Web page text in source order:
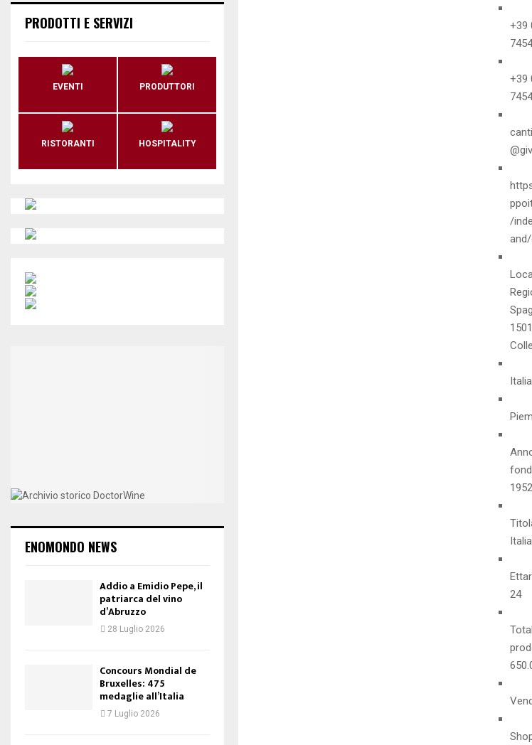
+39
+39
/
Italia
1952
24
PRODOTTI E SERVIZI
EVENTI PRODUTTORI
RISTORANTI HOSPITALITY
ENOMONDO NEWS
Addio a Emidio Pepe, il
patriarca del vino
d’Abruzzo
28 Luglio 2026
Concours Mondial de
Bruxelles: 475
medaglie all’Italia
7 Luglio 2026